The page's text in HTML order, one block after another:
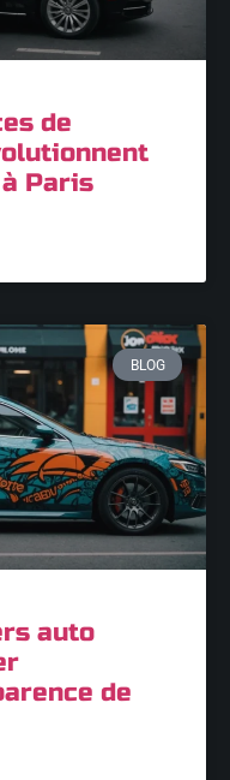
de
Paris
BLOG
auto
de